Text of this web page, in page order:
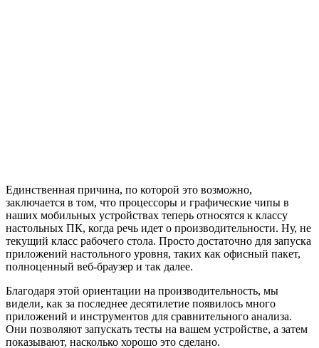
Единственная причина, по которой это возможно,
заключается в том, что процессоры и графические чипы в
наших мобильных устройствах теперь относятся к классу
настольных ПК, когда речь идет о производительности. Ну, не
текущий класс рабочего стола. Просто достаточно для запуска
приложений настольного уровня, таких как офисный пакет,
полноценный веб-браузер и так далее.
Благодаря этой ориентации на производительность, мы
видели, как за последнее десятилетие появилось много
приложений и инструментов для сравнительного анализа.
Они позволяют запускать тесты на вашем устройстве, а затем
показывают, насколько хорошо это сделано.